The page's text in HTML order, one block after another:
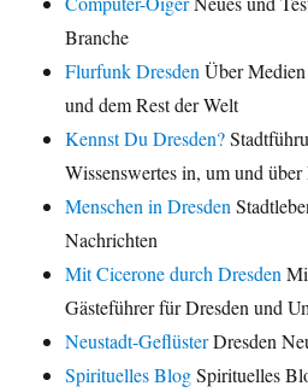
Branche
Flurfunk Dresden Über Medien
und dem Rest der Welt
Kennst Du Dresden?
Wissenswertes in, um und über
Menschen in Dresden
Nachrichten
Mit Cicerone durch Dresden
Gästeführer für Dresden und
Neustadt-GeflüsterDresden
Spirituelles BlogSpirituelles